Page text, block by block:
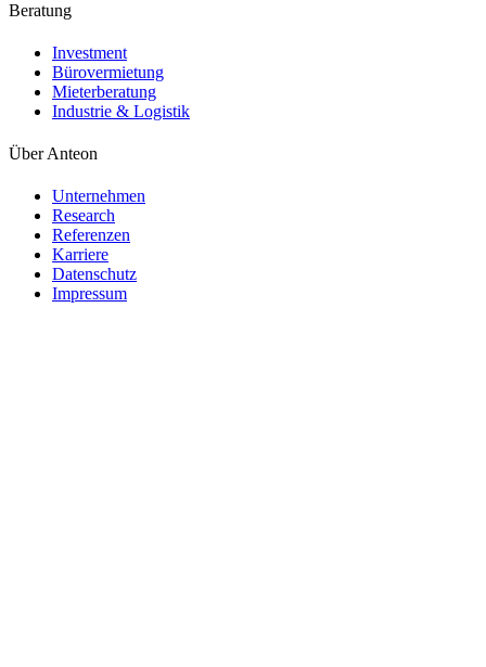
Beratung
Investment
Bürovermietung
Mieterberatung
Industrie & Logistik
Über Anteon
Unternehmen
Research
Referenzen
Karriere
Datenschutz
Impressum